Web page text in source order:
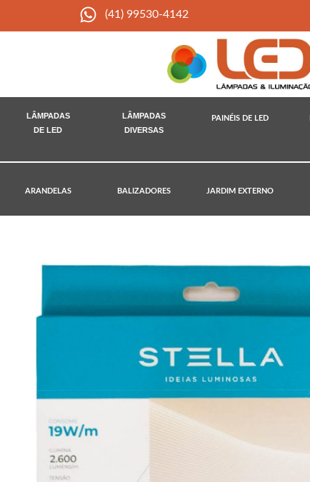
(41) 99530-4142
LÂMPADAS
DE LED
LÂMPADAS
DIVERSAS
PAINÉIS DE LED
ARANDELAS BALIZADORES JARDIM EXTERNO